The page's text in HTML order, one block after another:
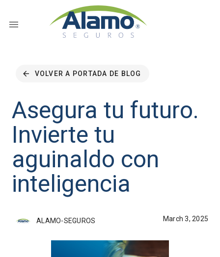
VOLVER A PORTADA DE BLOG
Asegura tu futuro.
Invierte tu
aguinaldo con
inteligencia
ALAMO-SEGUROS March 3, 2025